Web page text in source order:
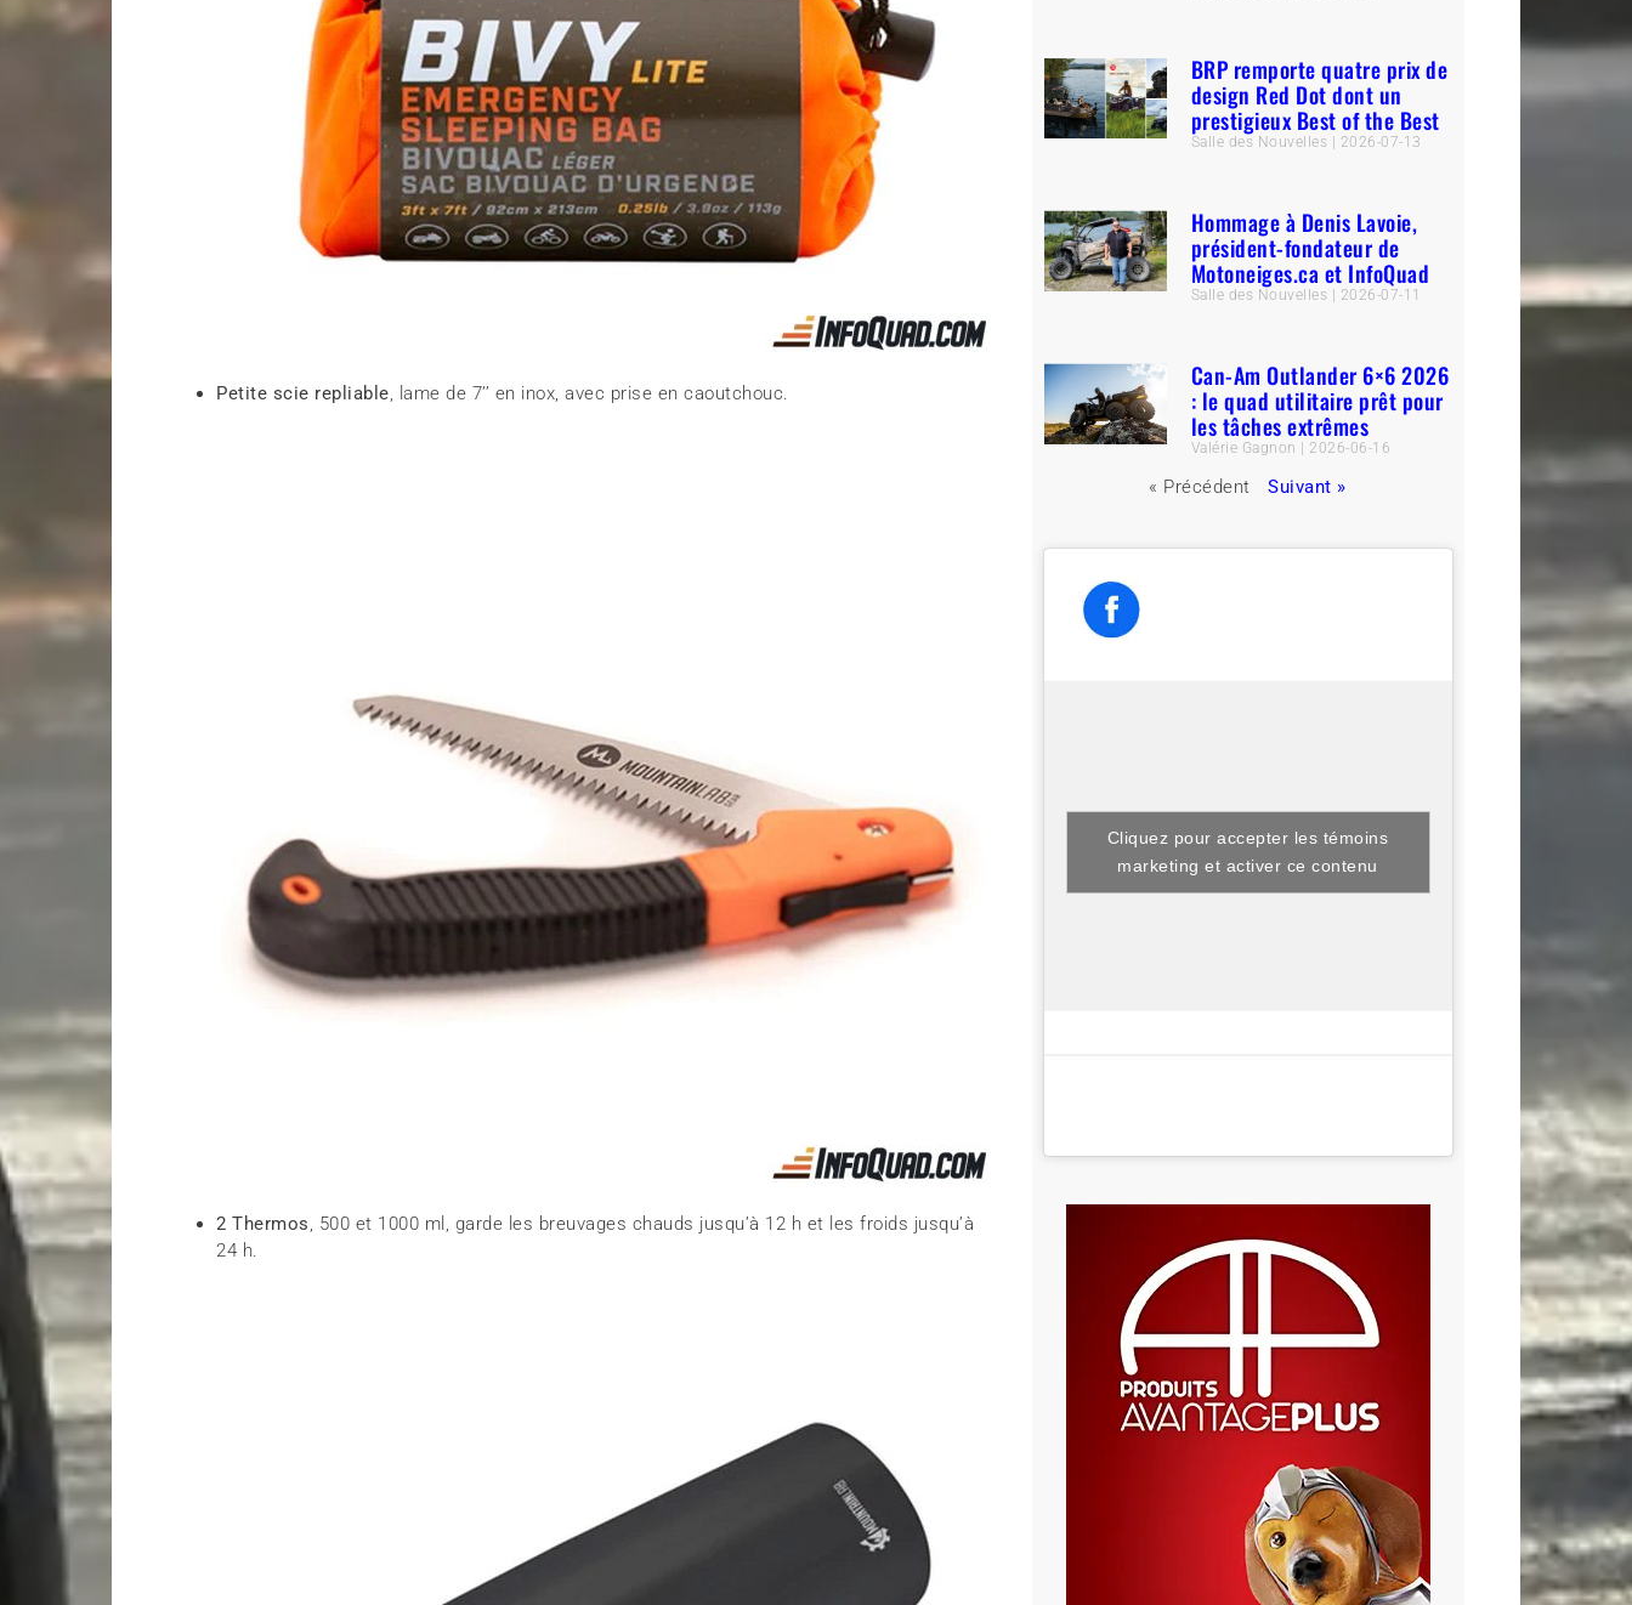
Petite scie repliable , lame de 7’’ en inox, avec prise en caoutchouc.
2 Thermos, 500 et 1000 ml, garde les breuvages chauds jusqu’à 12 h et les froids jusqu’à
24 h.
BRP remporte quatre prix de
design Red Dot dont un
prestigieux Best of the Best
Salle des Nouvelles 2026-07-13
Hommage à Denis Lavoie,
président-fondateur de
Motoneiges.ca et InfoQuad
Salle des Nouvelles 2026-07-11
Can-Am Outlander 6×6 2026
: le quad utilitaire prêt pour
les tâches extrêmes
Valérie Gagnon 2026-06-16
« Précédent Suivant »
Cliquez pour accepter les témoins
marketing et activer ce contenu